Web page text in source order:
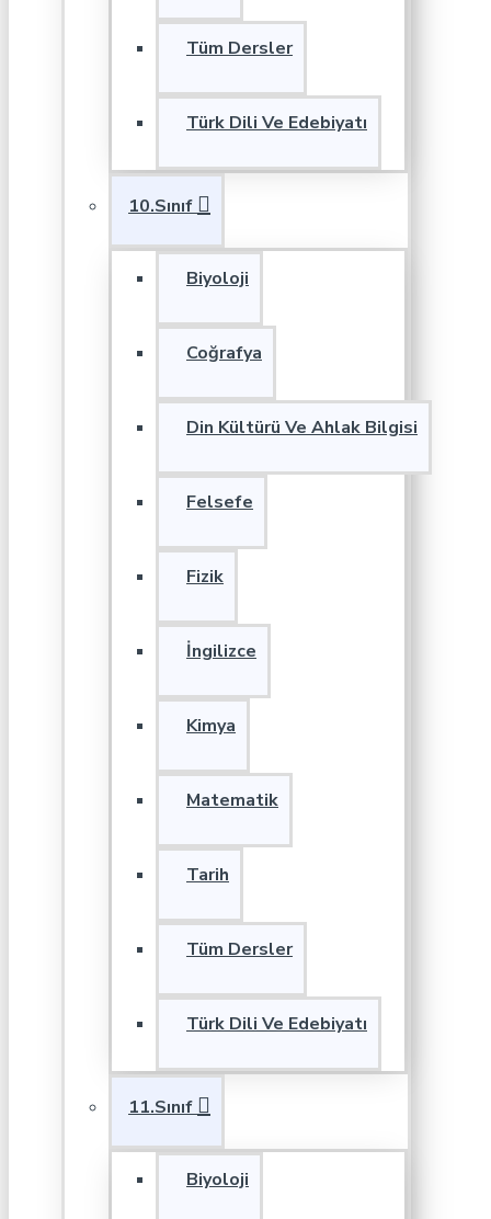
Tüm Dersler
Türk Dili Ve Edebiyatı
10.Sınıf
Biyoloji
Coğrafya
Din Kültürü Ve Ahlak Bilgisi
Felsefe
Fizik
İngilizce
Kimya
Matematik
Tarih
Tüm Dersler
Türk Dili Ve Edebiyatı
11.Sınıf
Biyoloji